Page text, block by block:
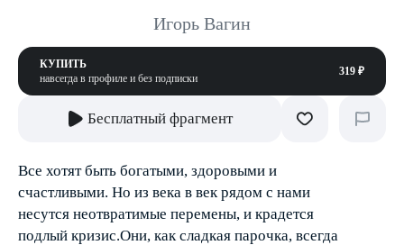
Игорь Вагин
КУПИТЬ
навсегда в профиле и без подписки
319 ₽
Бесплатный фрагмент
Все хотят быть богатыми, здоровыми и
счастливыми. Но из века в век рядом с нами
несутся неотвратимые перемены, и крадется
подлый кризис.Они, как сладкая парочка, всегда